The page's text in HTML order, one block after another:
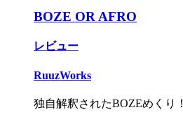
BOZE OR AFRO
レビュー
RuuzWorks
独自解釈されたBOZEめくり！